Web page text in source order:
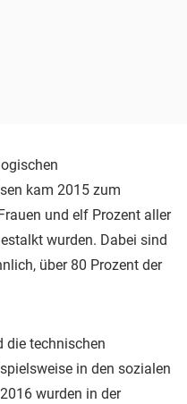
kam 2015 zum
und elf Prozent aller
wurden. Dabei sind
über 80 Prozent der
die technischen
in den sozialen
wurden in der